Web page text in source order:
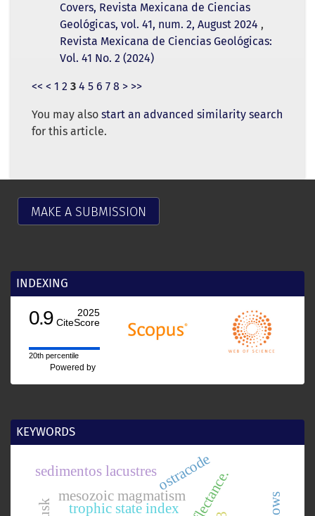
Covers, Revista Mexicana de Ciencias
Geológicas, vol. 41, num. 2, August 2024 ,
Revista Mexicana de Ciencias Geológicas:
Vol. 41 No. 2 (2024)
<< < 1 2 3 4 5 6 7 8 > >>
You may also start an advanced similarity search
for this article.
MAKE A SUBMISSION
INDEXING
0.9
2025
CiteScore
20th percentile
Powered by
KEYWORDS
trophic state index
mesozoic magmatism
ostracode
sedimentos lacustres